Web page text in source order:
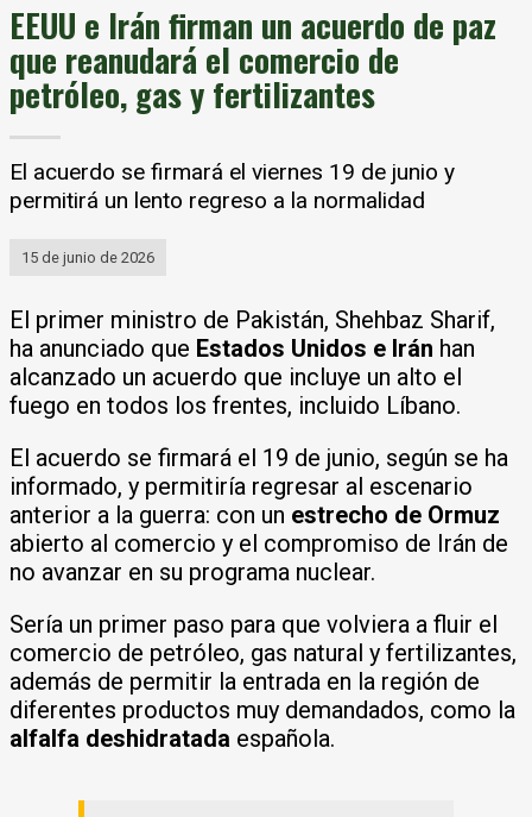
EEUU e Irán firman un acuerdo de paz
que reanudará el comercio de
petróleo, gas y fertilizantes
El acuerdo se firmará el viernes 19 de junio y
permitirá un lento regreso a la normalidad
15 de junio de 2026
El primer ministro de Pakistán, Shehbaz Sharif,
ha anunciado que Estados Unidos e Irán han
alcanzado un acuerdo que incluye un alto el
fuego en todos los frentes, incluido Líbano.
El acuerdo se firmará el 19 de junio, según se ha
informado, y permitiría regresar al escenario
anterior a la guerra: con un estrecho de Ormuz
abierto al comercio y el compromiso de Irán de
no avanzar en su programa nuclear.
Sería un primer paso para que volviera a fluir el
comercio de petróleo, gas natural y fertilizantes,
además de permitir la entrada en la región de
diferentes productos muy demandados, como la
alfalfa deshidratada española.